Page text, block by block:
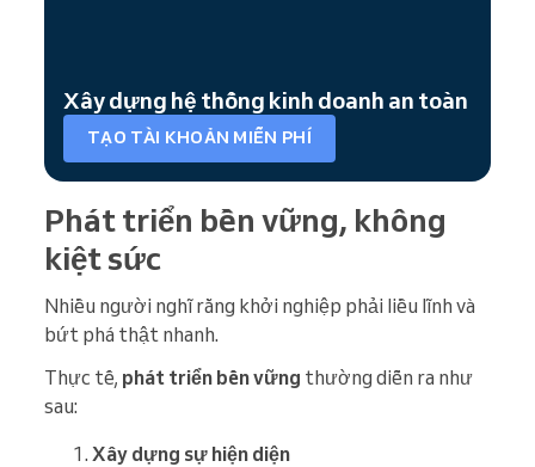
Xây dựng hệ thống kinh doanh an toàn
TẠO TÀI KHOẢN MIỄN PHÍ
Phát triển bền vững, không
kiệt sức
Nhiều người nghĩ rằng khởi nghiệp phải liều lĩnh và
bứt phá thật nhanh.
Thực tế, phát triển bền vững thường diễn ra như
sau:
Xây dựng sự hiện diện